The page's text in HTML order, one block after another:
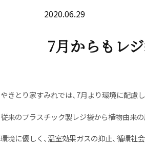
2020.06.29
7月からもレ
やきとり家すみれでは、7月より環境に配慮
従来のプラスチック製レジ袋から植物由来
環境に優しく、温室効果ガスの抑止、循環社